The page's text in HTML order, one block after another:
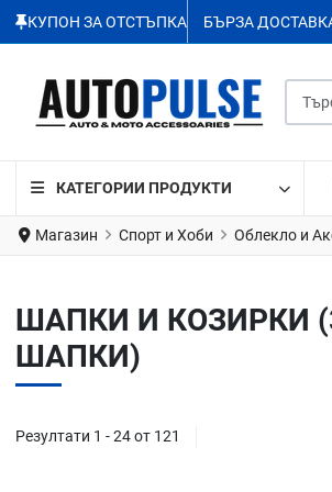
КУПОН ЗА ОТСТЪПКА БЪРЗА
КАТЕГОРИИ ПРОДУКТИ
Магазин Спорт и Хоби Облекло и
ШАПКИ И КОЗИРКИ
ШАПКИ)
Резултати 1 - 24 от 121